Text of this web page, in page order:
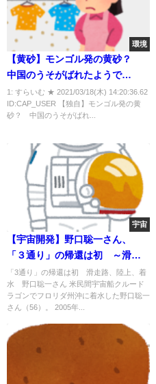
環境
【黄砂】モンゴル発の黄砂？
中国のうそがばれたようで
す・・(´-ω-`)
1: すらいむ ★ 2021/03/18(木) 14:20:36.62
ID:CAP_USER 【独自】モンゴル発の黄
砂？ 中国のうそがばれ...
宇宙
【宇宙開発】野口聡一さん、
「３通り」の帰還は初 ～滑走
路、陸上、着水～
「3通り」の帰還は初 滑走路、陸上、着
水 野口聡一さん 米民間宇宙船クルード
ラゴンでフロリダ州沖に着水した野口聡一
さん（56）。 2005年...